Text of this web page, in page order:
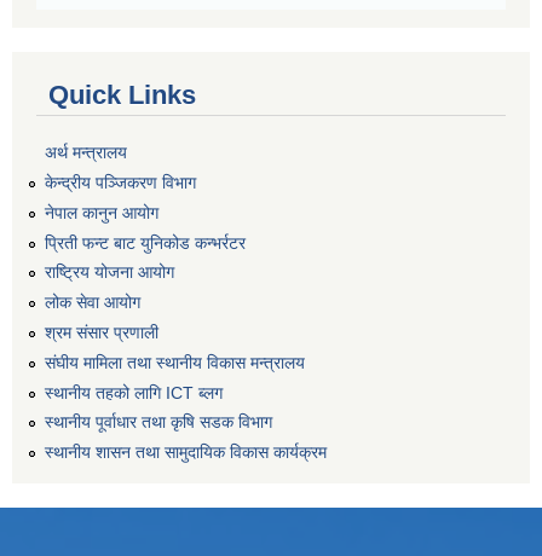
Quick Links
अर्थ मन्त्रालय
केन्द्रीय पञ्जिकरण विभाग
नेपाल कानुन आयोग
प्रिती फन्ट बाट युनिकोड कन्भर्रटर
राष्ट्रिय योजना आयोग
लोक सेवा आयोग
श्रम संसार प्रणाली
संघीय मामिला तथा स्थानीय विकास मन्त्रालय
स्थानीय तहको लागि ICT ब्लग
स्थानीय पूर्वाधार तथा कृषि सडक विभाग
स्थानीय शासन तथा सामुदायिक विकास कार्यक्रम